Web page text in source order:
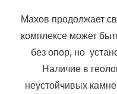
Махов продолжает
комплексе может
без опор, но
Наличие в
неустойчивых